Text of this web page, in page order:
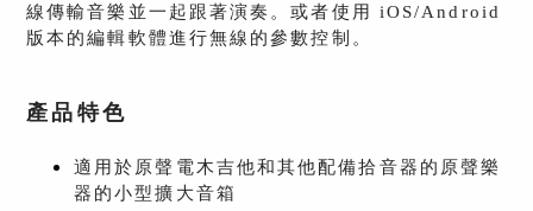
線傳輸音樂並一起跟著演奏。或者使用 iOS/Android
版本的編輯軟體進行無線的參數控制。
產品特色
適用於原聲電木吉他和其他配備拾音器的原聲樂
器的小型擴大音箱